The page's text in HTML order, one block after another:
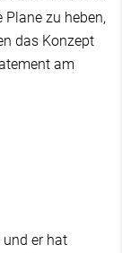
Plane zu heben,
das Konzept
am
und er hat